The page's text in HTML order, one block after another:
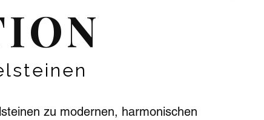
zu modernen, harmonischen